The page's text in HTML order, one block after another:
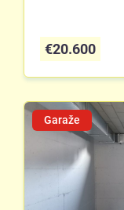
€20.600
Garaže